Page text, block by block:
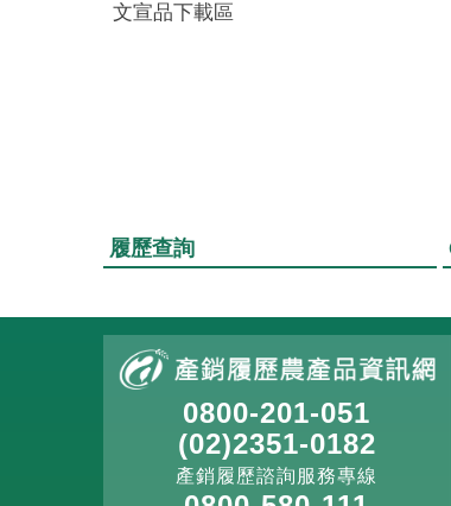
文宣品下載區
履歷查詢
0800-201-051
(02)2351-0182
產銷履歷諮詢服務專線